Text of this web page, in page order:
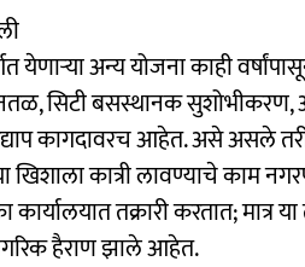
येणाऱ्या अन्य योजना काही
सिटी बसस्थानक सुशोभीकरण,
कागदावरच आहेत. असे असले
खिशाला कात्री लावण्याचे
तक्रारी करतात; मात्र
हैराण झाले आहेत.